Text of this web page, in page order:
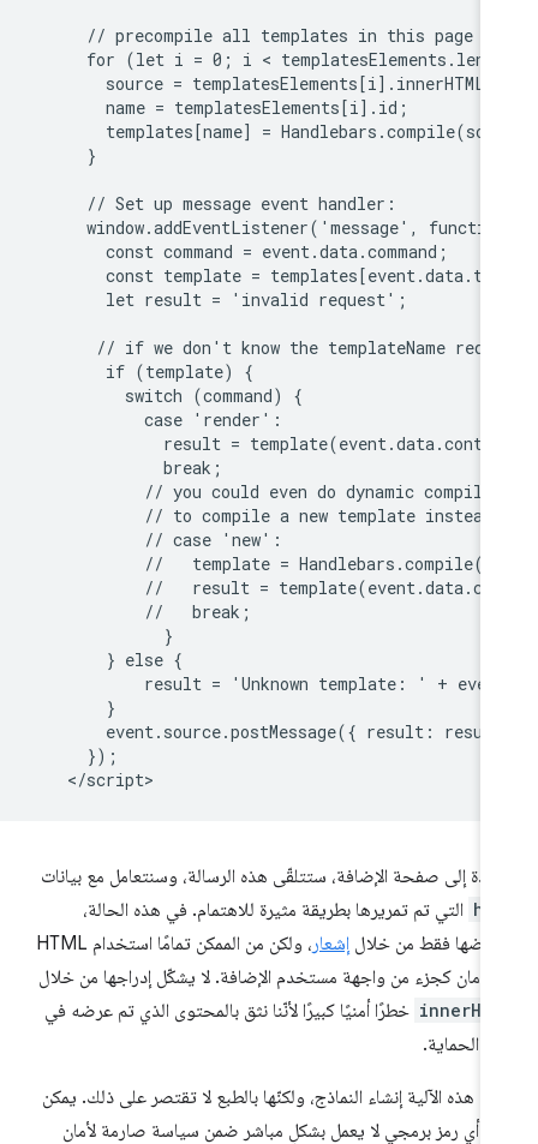
      // precompile all templates in this page
for (let i = 0; i <
        source = templatesElements[i].innerHTML;
        name = templatesElements[i].id;
templates[name] =
      }
      // Set up message event handler:
window.addEventListener('message',
        const command = event.data.command;
const template =
        let result = 'invalid request';
// if we don't know the templateName
        if (template) {
          switch (command) {
            case 'render':
result =
              break;
// you could even do dynamic
// to compile a new template
            // case 'new':
//   template =
//   result =
            //   break;
              }
        } else {
result = 'Unknown template: ' +
        }
event.source.postMessage({ result:
      });
إلى صفحة الإضافة، ستتلقّى هذه الرسالة، وسنتعامل مع بيانات
التي تم تمريرها بطريقة مثيرة للاهتمام. في هذه الحالة،
فقط من خلالإشعار
، ولكن من الممكن تمامًا استخدام HTML
بأمان كجزء من واجهة مستخدم الإضافة. لا يشكّل إدراجها من خلال
خطرًا أمنيًا كبيرًا لأنّنا نثق بالمحتوى الذي تم عرضه في
الحماية.
هذه الآلية إنشاء النماذج، ولكنّها بالطبع لا تقتصر على ذلك. يمكن
أي رمز برمجي لا يعمل بشكلٍ مباشر ضمن سياسة صارمة لأمان